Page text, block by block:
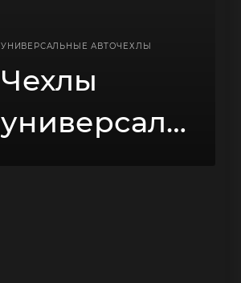
УНИВЕРСАЛЬНЫЕ АВТОЧЕХЛЫ
Чехлы
универсальные